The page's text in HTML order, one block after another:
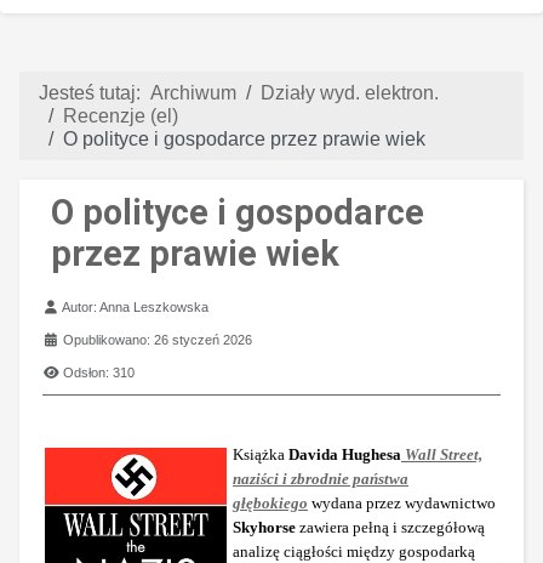
Jesteś tutaj: Archiwum
Działy wyd. elektron.
Recenzje (el)
O polityce i gospodarce przez prawie wiek
O polityce i gospodarce
przez prawie wiek
Szczegóły
Autor:Anna Leszkowska
Opublikowano: 26 styczeń 2026
Odsłon: 310
Książka Davida Hughesa Wall Street,
naziści i zbrodnie państwa
głębokiego wydana przez wydawnictwo
Skyhorse zawiera pełną i szczegółową
analizę ciągłości między gospodarką